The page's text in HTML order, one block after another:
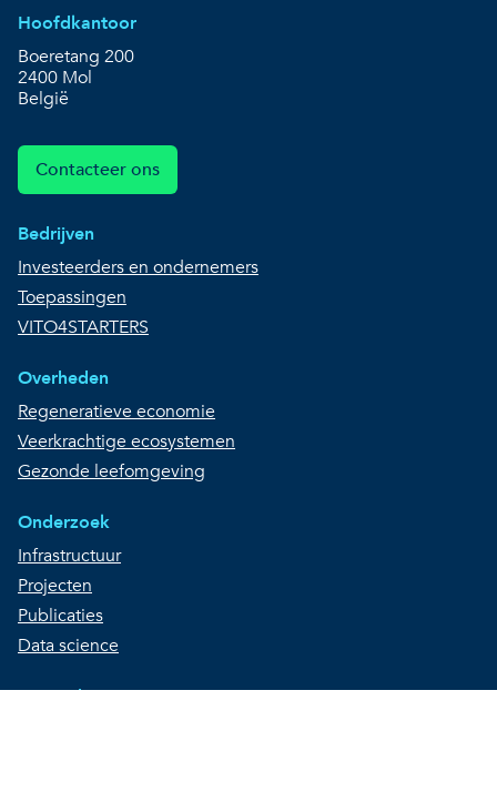
Hoofdkantoor
Boeretang 200
2400 Mol
België
Contacteer ons
Bedrijven
Investeerders en ondernemers
Toepassingen
VITO4STARTERS
Overheden
Regeneratieve economie
Veerkrachtige ecosystemen
Gezonde leefomgeving
Onderzoek
Infrastructuur
Projecten
Publicaties
Data science
Maatschappij